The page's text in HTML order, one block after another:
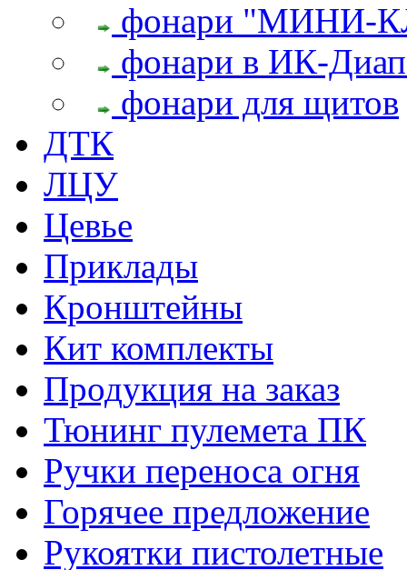
фонари "МИНИ-
фонари в ИК-
фонари для щитов
ДТК
ЛЦУ
Цевье
Приклады
Кронштейны
Кит комплекты
Продукция на заказ
Тюнинг пулемета ПК
Ручки переноса огня
Горячее предложение
Рукоятки пистолетные